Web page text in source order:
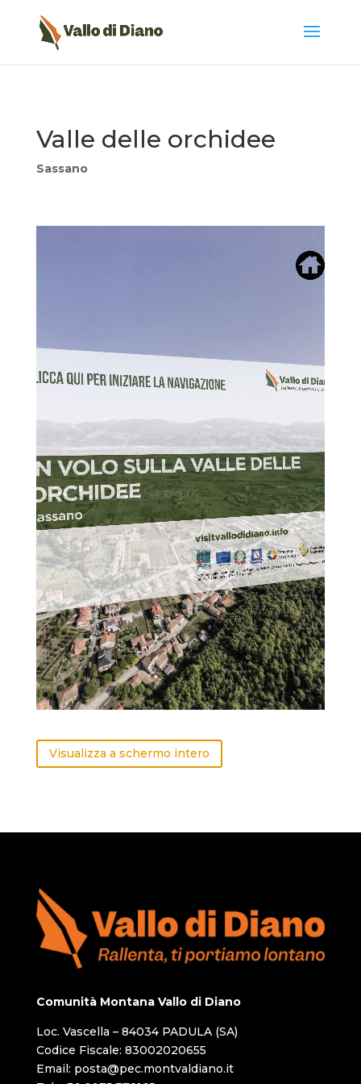
Valle delle orchidee
Sassano
Visualizza a schermo intero
Comunità Montana Vallo di Diano
Loc. Vascella – 84034 PADULA (SA)
Codice Fiscale: 83002020655
Email: posta@pec.montvaldiano.it